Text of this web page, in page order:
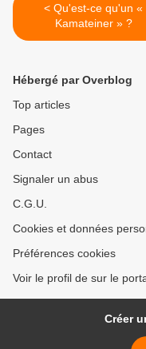
< Qu'est-ce qu'un «
Kamateiner » ?
Hébergé par Overblog
Top articles
Pages
Contact
Signaler un abus
C.G.U.
Cookies et données
Préférences cookies
Voir le profil de sur le
Créer